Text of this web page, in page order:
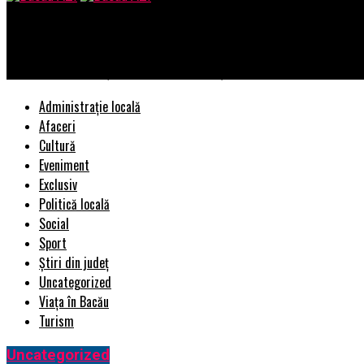
Administrație locală
Afaceri
Cultură
Eveniment
Exclusiv
Politică locală
Social
Sport
Știri din județ
Uncategorized
Viața în Bacău
Turism
Uncategorized